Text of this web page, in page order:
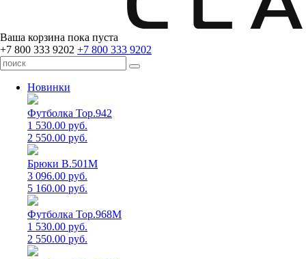
Ваша корзина пока пуста
+7 800 333 9202 +7 800 333 9202
Новинки
Футболка Top.942
1 530.00 руб.
2 550.00 руб.
Брюки B.501M
3 096.00 руб.
5 160.00 руб.
Футболка Top.968M
1 530.00 руб.
2 550.00 руб.